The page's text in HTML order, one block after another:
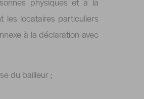
les locataires particuliers
à la déclaration avec
du bailleur ;